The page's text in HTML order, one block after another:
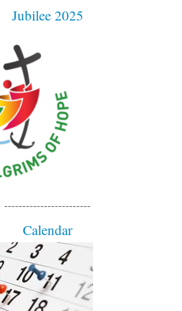
Jubilee 2025
------------------------
Calendar